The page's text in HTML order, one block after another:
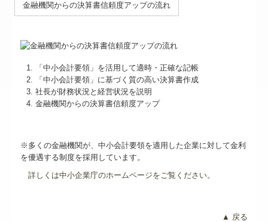
金融機関からの決算書信頼度アップの流れ
「中小会計要領」を活用して適時・正確な記帳
「中小会計要領」に基づく質の高い決算書作成
社長が財務状況と経営状況を説明
金融機関からの決算書信頼度アップ
※多くの金融機関が、中小会計要領を適用した企業に対して金利
を優遇する制度を採用しています。
詳しくは中小企業庁のホームページをご覧ください。
▲ 戻る